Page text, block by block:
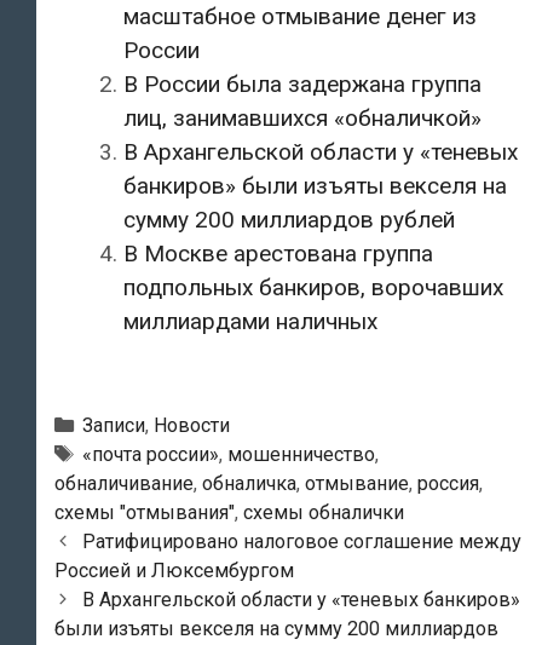
масштабное отмывание денег из
России
В России была задержана группа
лиц, занимавшихся «обналичкой»
В Архангельской области у «теневых
банкиров» были изъяты векселя на
сумму 200 миллиардов рублей
В Москве арестована группа
подпольных банкиров, ворочавших
миллиардами наличных
Рубрики
Записи, Новости
Метки
«почта россии», мошенничество,
обналичивание, обналичка, отмывание, россия,
схемы "отмывания", схемы обналички
Навигация
по
записям
Ратифицировано налоговое соглашение между
Россией и Люксембургом
В Архангельской области у «теневых банкиров»
были изъяты векселя на сумму 200 миллиардов